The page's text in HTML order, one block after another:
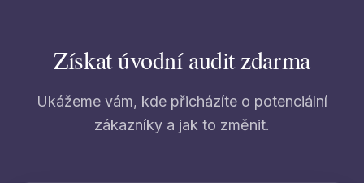
Získat úvodní audit zdarma
Ukážeme vám, kde přicházíte o potenciální
zákazníky a jak to změnit.